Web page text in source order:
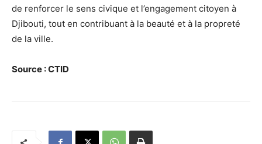
de renforcer le sens civique et l’engagement citoyen à
Djibouti, tout en contribuant à la beauté et à la propreté
de la ville.
Source : CTID